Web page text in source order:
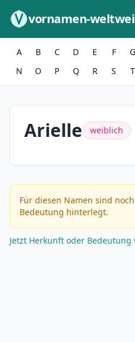
vornamen-
A B C D E F G
N
O P Q R S T
Arielle weiblich
Für diesen Namen sind
Bedeutung hinterlegt.
Jetzt Herkunft oder